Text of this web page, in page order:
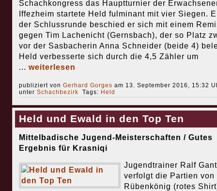
Schachkongress das Hauptturnier der
Iffezheim startete Held fulminant mit vier Siegen.
der Schlussrunde beschied er sich mit einem
gegen Tim Lachenicht (Gernsbach), der so Platz
vor der Sasbacherin Anna Schneider (beide 4)
Held verbesserte sich durch die 4,5 Zähler um
... weiterlesen
publiziert von Gerhard Gorges am 13. September 2016, 15:32
unter Schachbezirk Tags: Held
Held und Ewald in den Top Ten
Mittelbadische Jugend-Meisterschaften / Gutes
Ergebnis für Krasniqi
Jugendtrainer Ralf
verfolgt die Partien von
Rübenkönig (rotes